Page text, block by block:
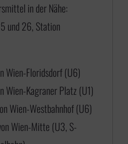
in der Nähe:
und 26, Station
Wien-Floridsdorf (U6)
Wien-Kagraner Platz (U1)
Wien-Westbahnhof (U6)
Wien-Mitte (U3, S-